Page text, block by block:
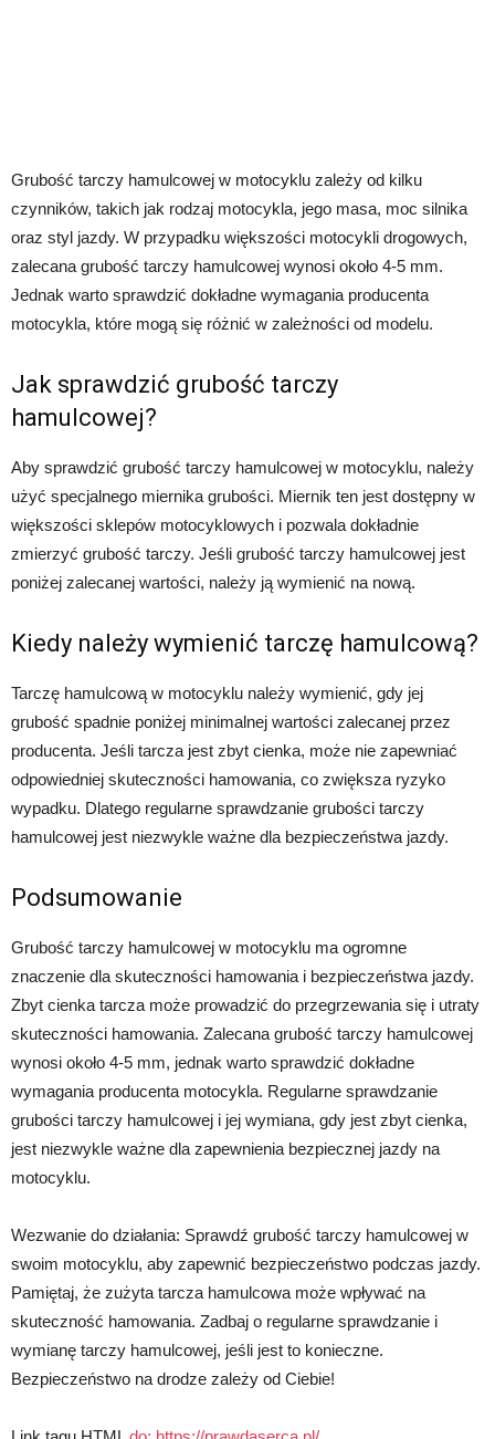
Grubość tarczy hamulcowej w motocyklu zależy od kilku
czynników, takich jak rodzaj motocykla, jego masa, moc silnika
oraz styl jazdy. W przypadku większości motocykli drogowych,
zalecana grubość tarczy hamulcowej wynosi około 4-5 mm.
Jednak warto sprawdzić dokładne wymagania producenta
motocykla, które mogą się różnić w zależności od modelu.
Jak sprawdzić grubość tarczy
hamulcowej?
Aby sprawdzić grubość tarczy hamulcowej w motocyklu, należy
użyć specjalnego miernika grubości. Miernik ten jest dostępny w
większości sklepów motocyklowych i pozwala dokładnie
zmierzyć grubość tarczy. Jeśli grubość tarczy hamulcowej jest
poniżej zalecanej wartości, należy ją wymienić na nową.
Kiedy należy wymienić tarczę hamulcową?
Tarczę hamulcową w motocyklu należy wymienić, gdy jej
grubość spadnie poniżej minimalnej wartości zalecanej przez
producenta. Jeśli tarcza jest zbyt cienka, może nie zapewniać
odpowiedniej skuteczności hamowania, co zwiększa ryzyko
wypadku. Dlatego regularne sprawdzanie grubości tarczy
hamulcowej jest niezwykle ważne dla bezpieczeństwa jazdy.
Podsumowanie
Grubość tarczy hamulcowej w motocyklu ma ogromne
znaczenie dla skuteczności hamowania i bezpieczeństwa jazdy.
Zbyt cienka tarcza może prowadzić do przegrzewania się i utraty
skuteczności hamowania. Zalecana grubość tarczy hamulcowej
wynosi około 4-5 mm, jednak warto sprawdzić dokładne
wymagania producenta motocykla. Regularne sprawdzanie
grubości tarczy hamulcowej i jej wymiana, gdy jest zbyt cienka,
jest niezwykle ważne dla zapewnienia bezpiecznej jazdy na
motocyklu.
Wezwanie do działania: Sprawdź grubość tarczy hamulcowej w
swoim motocyklu, aby zapewnić bezpieczeństwo podczas jazdy.
Pamiętaj, że zużyta tarcza hamulcowa może wpływać na
skuteczność hamowania. Zadbaj o regularne sprawdzanie i
wymianę tarczy hamulcowej, jeśli jest to konieczne.
Bezpieczeństwo na drodze zależy od Ciebie!